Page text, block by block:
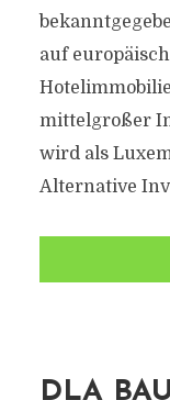
auf
mittelgroßer
wird als
Alternative
DLA